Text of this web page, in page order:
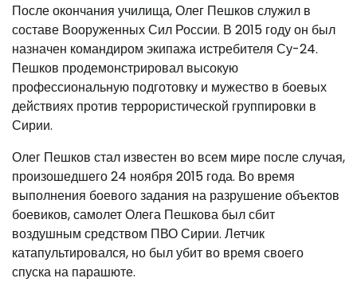
После окончания училища, Олег Пешков служил в
составе Вооруженных Сил России. В 2015 году он был
назначен командиром экипажа истребителя Су-24.
Пешков продемонстрировал высокую
профессиональную подготовку и мужество в боевых
действиях против террористической группировки в
Сирии.
Олег Пешков стал известен во всем мире после случая,
произошедшего 24 ноября 2015 года. Во время
выполнения боевого задания на разрушение объектов
боевиков, самолет Олега Пешкова был сбит
воздушным средством ПВО Сирии. Летчик
катапультировался, но был убит во время своего
спуска на парашюте.